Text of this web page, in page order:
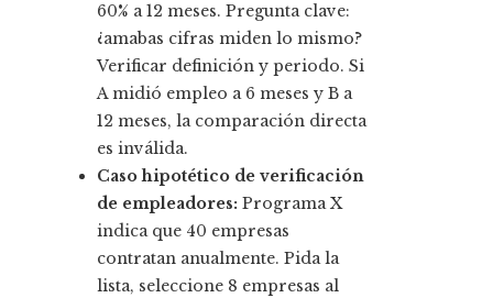
60% a 12 meses. Pregunta clave:
¿amabas cifras miden lo mismo?
Verificar definición y periodo. Si
A midió empleo a 6 meses y B a
12 meses, la comparación directa
es inválida.
Caso hipotético de verificación
de empleadores: Programa X
indica que 40 empresas
contratan anualmente. Pida la
lista, seleccione 8 empresas al